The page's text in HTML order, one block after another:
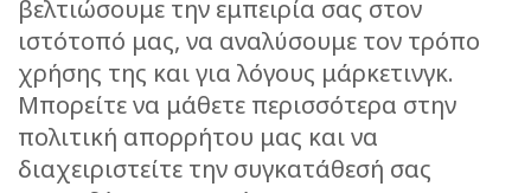
ΕΠΙΣΤΡΟΦΕΣ
ΤΡΟΠΟΙ ΑΠΟΣΤΟΛΗΣ
ΤΡΟΠΟΙ ΠΛΗΡΩΜΗΣ
ΠΡΟΣΤΑΣΙΑ ΔΕΔΟΜΕΝΩΝ
ΟΡΟΙ ΧΡΗΣΗΣ
βελτιώσουμε την εμπειρία σας στον
ιστότοπό μας, να αναλύσουμε τον τρόπο
χρήσης της και για λόγους μάρκετινγκ.
Μπορείτε να μάθετε περισσότερα στην
πολιτική απορρήτου μας και να
διαχειριστείτε την συγκατάθεσή σας